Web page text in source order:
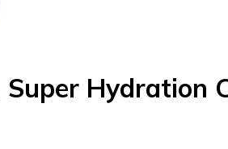
Super Hydration